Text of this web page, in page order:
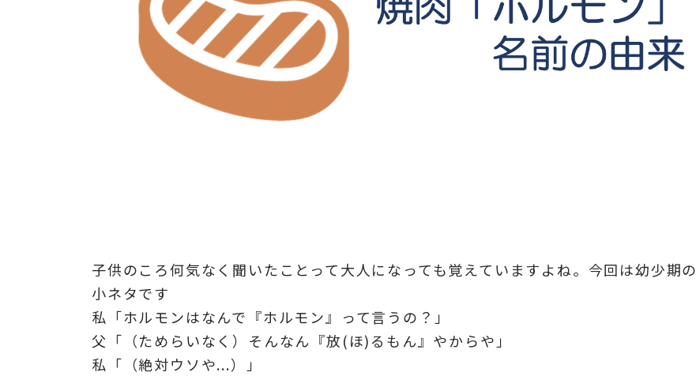
子供のころ何気なく聞いたことって大人になっても覚えていますよね。今回は幼少期の
小ネタです
私「ホルモンはなんで『ホルモン』って言うの？」
父「（ためらいなく）そんなん『放(ほ)るもん』やからや」
私「（絶対ウソや...）」